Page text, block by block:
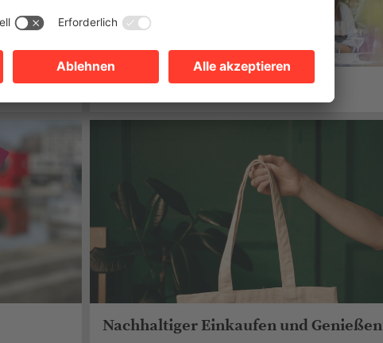
Echt jetzt, Heilbronn?
Nachhaltiger Einkaufen und Genießen